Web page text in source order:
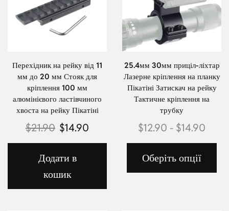
Перехідник на рейку від 11
мм до 20 мм Стояк для
кріплення 100 мм
алюмінієвого ластівчиного
хвоста на рейку Пікатіні
$21.90 $14.90
Додати в
кошик
25.4мм 30мм приціл-ліхтар
Лазерне кріплення на планку
Пікатіні Затискач на рейку
Тактичне кріплення на
трубку
$12.90 - $14.90
Оберіть опції